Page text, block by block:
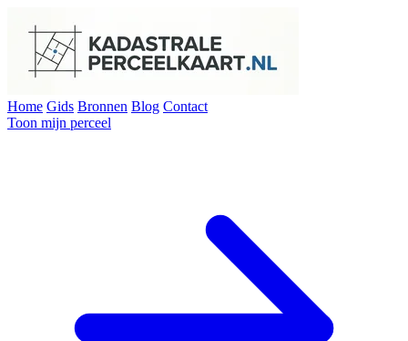
Home Gids Bronnen Blog Contact
Toon mijn perceel